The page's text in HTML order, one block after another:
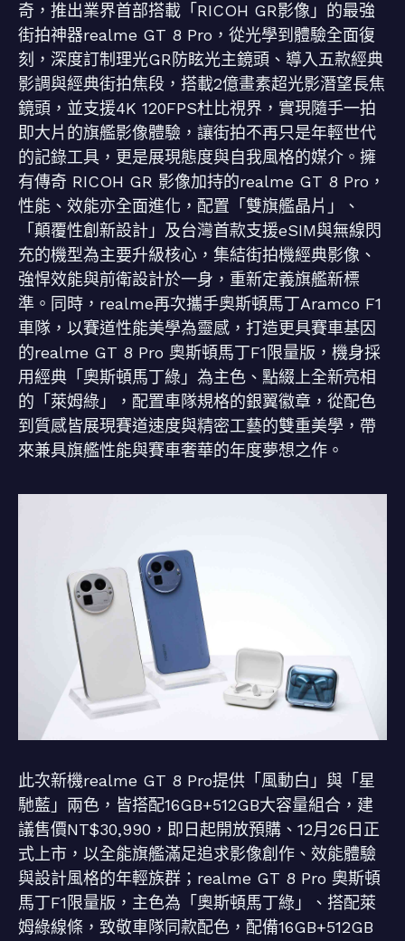
奇，推出業界首部搭載「RICOH GR影像」的最強
街拍神器realme GT 8 Pro，從光學到體驗全面復
刻，深度訂制理光GR防眩光主鏡頭、導入五款經典
影調與經典街拍焦段，搭載2億畫素超光影潛望長焦
鏡頭，並支援4K 120FPS杜比視界​，實現隨手一拍
即大片的旗艦影像體驗，讓街拍不再只是年輕世代
的記錄工具，更是展現態度與自我風格的媒介。擁
有傳奇 RICOH GR 影像加持的realme GT 8 Pro，
性能、效能亦全面進化，配置「雙旗艦晶片」、
「顛覆性創新設計」及台灣首款支援eSIM與無線閃
充的機型為主要升級核心，集結街拍機經典影像、
強悍效能與前衛設計於一身，重新定義旗艦新標
準。同時，realme再次攜手奧斯頓馬丁Aramco F1
車隊，以賽道性能美學為靈感，打造更具賽車基因
的realme GT 8 Pro 奧斯頓馬丁F1限量版，機身採
用經典「奧斯頓馬丁綠」為主色、點綴上全新亮相
的「萊姆綠」，配置車隊規格的銀翼徽章，從配色
到質感皆展現賽道速度與精密工藝的雙重美學，帶
來兼具旗艦性能與賽車奢華的年度夢想之作。
此次新機realme GT 8 Pro提供「風動白」與「星
馳藍」兩色，皆搭配16GB+512GB大容量組合，建
議售價NT$30,990，即日起開放預購、12月26日正
式上市，以全能旗艦滿足追求影像創作、效能體驗
與設計風格的年輕族群；realme GT 8 Pro 奧斯頓
馬丁F1限量版，主色為「奧斯頓馬丁綠」、搭配萊
姆綠線條，致敬車隊同款配色，配備16GB+512GB